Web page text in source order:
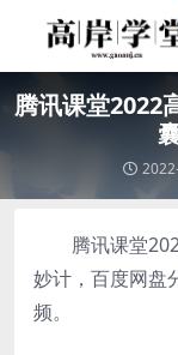
腾讯课堂2022
腾讯课堂
妙计，百度网盘
频。